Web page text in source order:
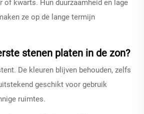
of kwarts. Hun duurzaamheid en lage
ze op de lange termijn
stenen platen in de zon?
De kleuren blijven behouden, zelfs
geschikt voor gebruik
ruimtes.